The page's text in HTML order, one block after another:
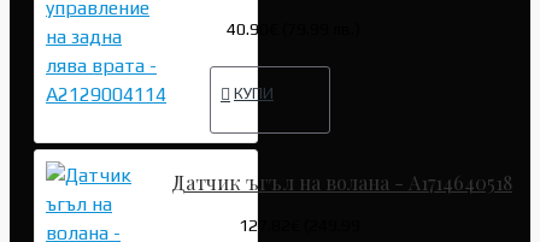
40.90€ (79.99 лв.)
КУПИ
Датчик ъгъл на волана - A1714640518
127.82€ (249.99